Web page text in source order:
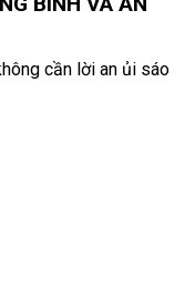
cần lời an ủi sáo